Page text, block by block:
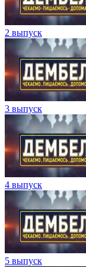
2 выпуск
3 выпуск
4 выпуск
5 выпуск